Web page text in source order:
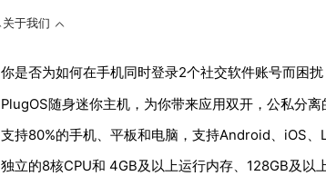
关于我们
你是否为如何在手机同时登录2个社交软件账号而困
PlugOS随身迷你主机，为你带来应用双开，公私分
支持80%的手机、平板和电脑，支持Android、iOS
独立的8核CPU和 4GB及以上运行内存、128GB及以